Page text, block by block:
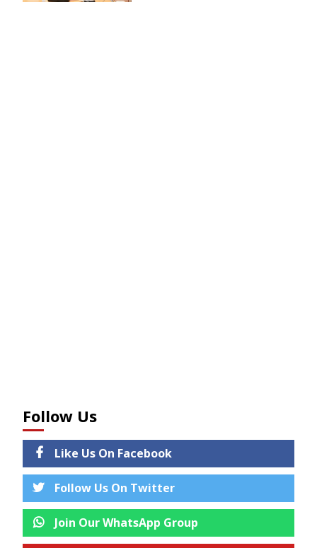
Follow Us
Like Us On Facebook
Follow Us On Twitter
Join Our WhatsApp Group